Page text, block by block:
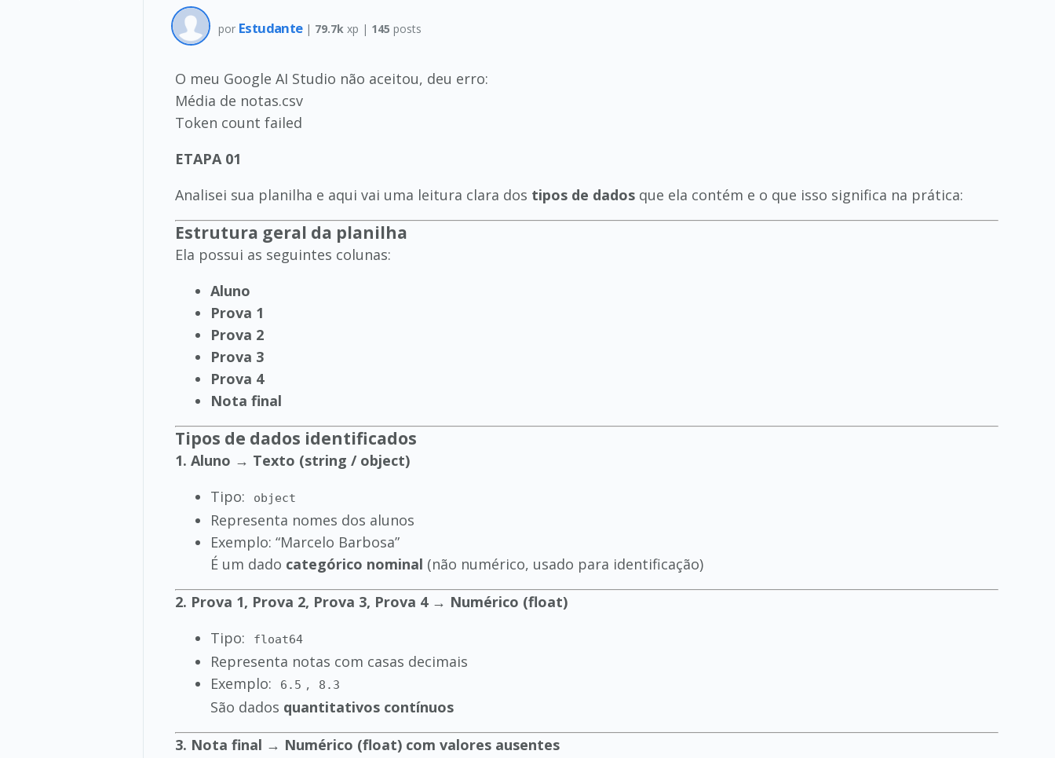
por Estudante | 79.7k xp | 145 posts
O meu Google AI Studio não aceitou, deu erro:
Média de notas.csv
Token count failed
ETAPA 01
Analisei sua planilha e aqui vai uma leitura clara dos tipos de dados que ela contém e o que isso significa na prática:
Estrutura geral da planilha
Ela possui as seguintes colunas:
Aluno
Prova 1
Prova 2
Prova 3
Prova 4
Nota final
Tipos de dados identificados
1. Aluno → Texto (string / object)
Tipo:
object
Representa nomes dos alunos
Exemplo: “Marcelo Barbosa”
É um dado categórico nominal (não numérico, usado para identificação)
2. Prova 1, Prova 2, Prova 3, Prova 4 → Numérico (float)
Tipo:
float64
Representa notas com casas decimais
Exemplo:
6.5 , 8.3
São dados quantitativos contínuos
3. Nota final → Numérico (float) com valores ausentes